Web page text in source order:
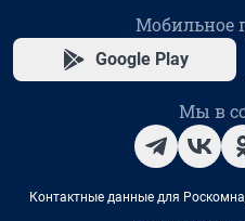
Мобильное
Google Play
Мы в
Контактные данные для